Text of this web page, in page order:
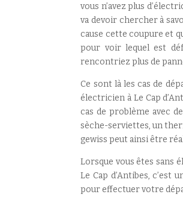
vous n’avez plus
va devoir chercher à
cause cette coupure et
pour voir lequel est
rencontriez plus de
Ce sont là les cas de
électricien à Le Cap
cas de problème avec
sèche-serviettes, un
gewiss peut ainsi être
Lorsque vous êtes
Le Cap d’Antibes, c’est
pour effectuer votre